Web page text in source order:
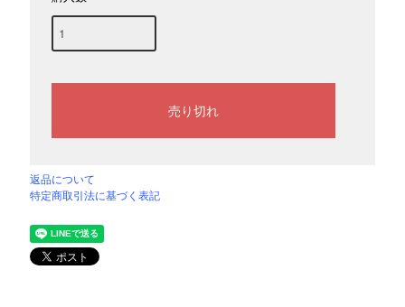
返品について
特定商取引法に基づく表記